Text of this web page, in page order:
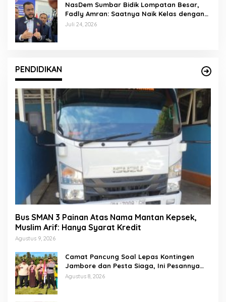
NasDem Sumbar Bidik Lompatan Besar,
Fadly Amran: Saatnya Naik Kelas dengan
Kader Berkualitas
Juli 24, 2026
PENDIDIKAN
Bus SMAN 3 Painan Atas Nama Mantan Kepsek,
Muslim Arif: Hanya Syarat Kredit
Agustus 9, 2026
Camat Pancung Soal Lepas Kontingen
Jambore dan Pesta Siaga, Ini Pesannya
kepada Peserta
Agustus 8, 2026